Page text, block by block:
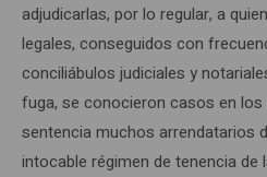
adjudicarlas, por lo regular, a
legales, conseguidos con
conciliábulos judiciales y
fuga, se conocieron casos en los
sentencia muchos arrendatarios
intocable régimen de tenencia de